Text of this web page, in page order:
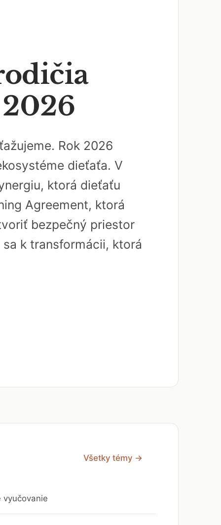
Rok 2026
dieťaťa. V
ktorá dieťaťu
Agreement, ktorá
bezpečný priestor
k transformácii, ktorá
Všetky témy →
vyučovanie